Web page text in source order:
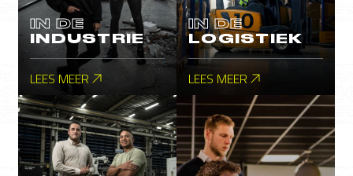
IN DE
INDUSTRIE
LEES MEER
IN DE
LOGISTIEK
LEES MEER